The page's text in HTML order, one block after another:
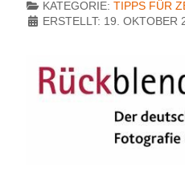
KATEGORIE: TIPPS FÜR
ERSTELLT: 19. OKTOBER